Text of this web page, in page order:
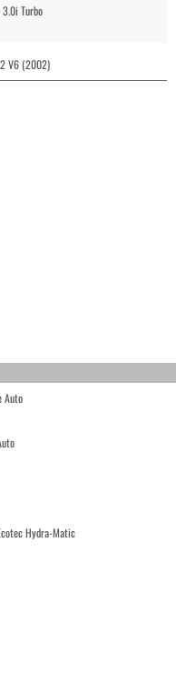
Turbo
V6 (2002)
Auto
Hydra-Matic